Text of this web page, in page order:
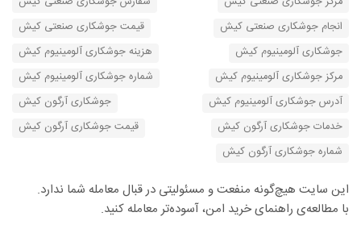
انجام جوشکاری صنعتی کیش
قیمت جوشکاری صنعتی کیش
جوشکاری آلومینیوم کیش
هزینه جوشکاری آلومینیوم کیش
مرکز جوشکاری آلومینیوم کیش
شماره جوشکاری آلومینیوم کیش
آدرس جوشکاری آلومینیوم کیش
جوشکاری آرگون کیش
خدمات جوشکاری آرگون کیش
قیمت جوشکاری آرگون کیش
شماره جوشکاری آرگون کیش
این سایت هیچ‌گونه منفعت و مسئولیتی در قبال معامله شما ندارد.
با مطالعه‌ی راهنمای خرید امن، آسوده‌تر معامله کنید.